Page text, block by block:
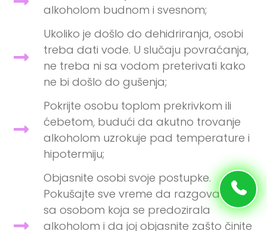
alkoholom budnom i svesnom;
Ukoliko je došlo do dehidriranja, osobi
treba dati vode. U slučaju povraćanja,
ne treba ni sa vodom preterivati kako
ne bi došlo do gušenja;
Pokrijte osobu toplom prekrivkom ili
ćebetom, budući da akutno trovanje
alkoholom uzrokuje pad temperature i
hipotermiju;
Objasnite osobi svoje postupke.
Pokušajte sve vreme da razgovarate
sa osobom koja se predozirala
alkoholom i da joj objasnite zašto činite